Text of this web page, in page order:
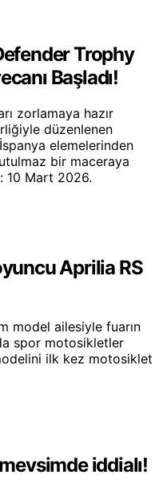
Trophy
Başladı!
zorlamaya hazır
düzenlenen
İspanya elemelerinden
bir maceraya
10 Mart 2026.
Aprilia RS
model ailesiyle fuarın
spor motosikletler
ilk kez motosiklet
iddialı!